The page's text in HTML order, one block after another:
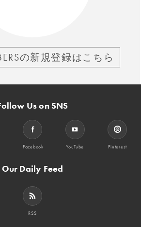
の新規登録はこちら
Us on SNS
Facebook YouTube Pinterest
Our Daily Feed
RSS